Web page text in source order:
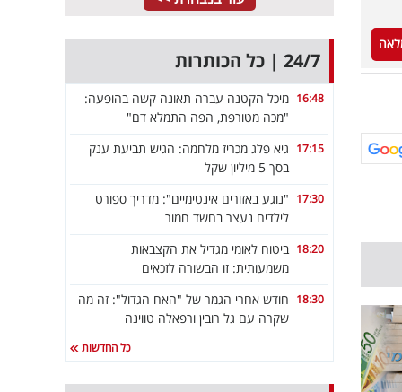
24/7 | כל הכותרות
16:48 מיכל הקטנה עברה תאונה קשה בהופעה:
"מכה מטורפת, הפה התמלא דם"
17:15 גיא פלג מכריז מלחמה: הגיש תביעת ענק
בסך 5 מיליון שקל
17:30 "נוגע באזורים אינטימיים": מדריך ספורט
לילדים נעצר בחשד חמור
18:20 ביטוח לאומי מגדיל את הקצבאות
משמעותית: זו הבשורה לזכאים
18:30 חודש אחרי הגמר של "האח הגדול": זה מה
שקרה עם גל רובין ורפאלה טווינה
כל החדשות